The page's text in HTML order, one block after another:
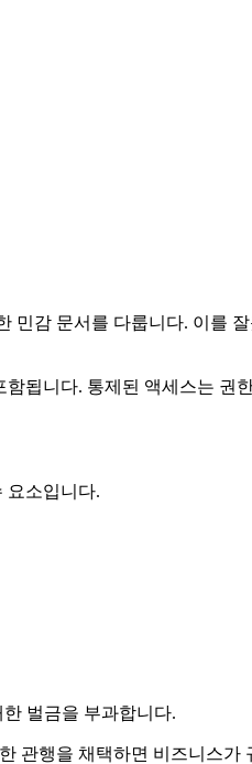
민감 문서를 다룹니다. 이를
됩니다. 통제된 액세스는 권
요소입니다.
벌금을 부과합니다.
관행을 채택하면 비즈니스가